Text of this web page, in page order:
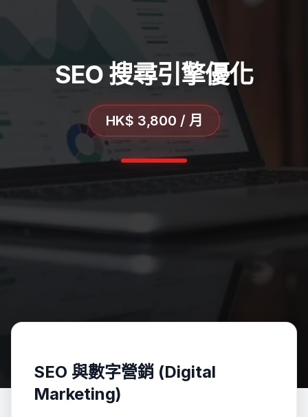
SEO 搜尋引擎優化
HK$ 3,800 / 月
SEO 與數字營銷 (Digital
Marketing)